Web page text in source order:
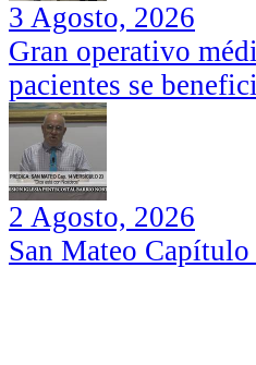
3 Agosto, 2026
Gran operativo
pacientes se
2 Agosto, 2026
San Mateo